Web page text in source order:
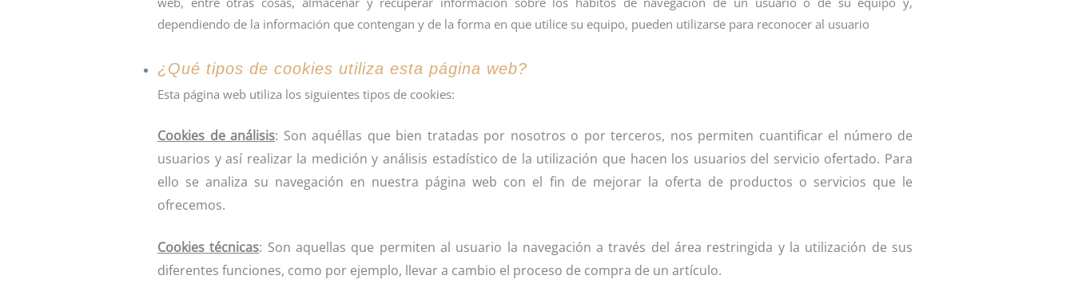
dependiendo de la información que contengan y de la forma en que utilice su equipo, pueden utilizarse para reconocer al usuario
¿Qué tipos de cookies utiliza esta página web?
Esta página web utiliza los siguientes tipos de cookies:
Cookies de análisis: Son aquéllas que bien tratadas por nosotros o por terceros, nos permiten cuantificar el número de
usuarios y así realizar la medición y análisis estadístico de la utilización que hacen los usuarios del servicio ofertado. Para
ello se analiza su navegación en nuestra página web con el fin de mejorar la oferta de productos o servicios que le
ofrecemos.
Cookies técnicas: Son aquellas que permiten al usuario la navegación a través del área restringida y la utilización de sus
diferentes funciones, como por ejemplo, llevar a cambio el proceso de compra de un artículo.